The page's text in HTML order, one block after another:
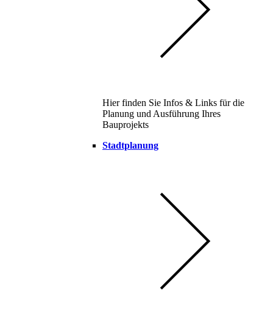
Hier finden Sie Infos & Links für die
Planung und Ausführung Ihres
Bauprojekts
Stadtplanung